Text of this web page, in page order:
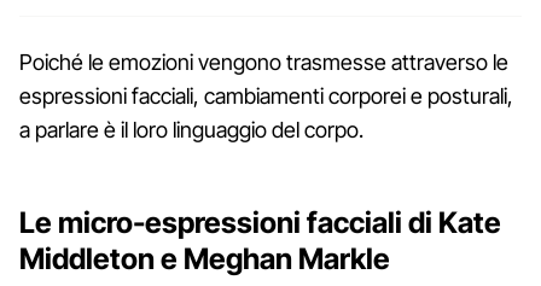
Poiché le emozioni vengono trasmesse attraverso le
espressioni facciali, cambiamenti corporei e posturali,
a parlare è il loro linguaggio del corpo.
Le micro-espressioni facciali di Kate
Middleton e Meghan Markle